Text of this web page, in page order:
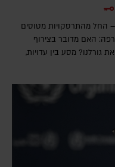
– החל מהתרסקויות מטוסים
האם מדובר בצירוף
גורלנו? מסע בין עדויות,